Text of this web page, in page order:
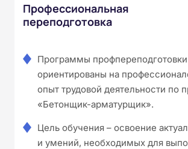
Профессиональная
переподготовка
Программы профпереподготовки
ориентированы на
опыт трудовой деятельности по
«Бетонщик-арматурщик».
Цель обучения – освоение
и умений, необходимых для